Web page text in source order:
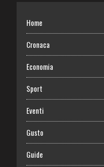
Home
Cronaca
Economia
Sport
Eventi
Gusto
Guide